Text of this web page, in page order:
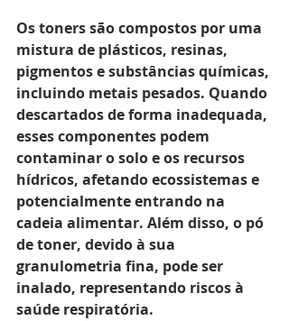
Os toners são compostos por uma
mistura de plásticos, resinas,
pigmentos e substâncias químicas,
incluindo metais pesados. Quando
descartados de forma inadequada,
esses componentes podem
contaminar o solo e os recursos
hídricos, afetando ecossistemas e
potencialmente entrando na
cadeia alimentar. Além disso, o pó
de toner, devido à sua
granulometria fina, pode ser
inalado, representando riscos à
saúde respiratória.